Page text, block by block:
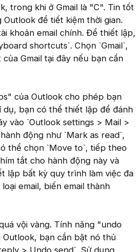
trong khi ở Gmail là "C". Tin tốt
để tiết kiệm thời gian.
khoản email chính. Để thiết lập,
shortcuts`. Chọn `Gmail`,
Gmail tại đây nếu bạn cần
của Outlook cho phép bạn
bạn có thể thiết lập để đánh
vào `Outlook settings > Mail >
động như `Mark as read`,
thể chọn `Move to`, tiếp theo
tắt cho hành động này và
lập bất kỳ quy trình làm việc đa
email, biến email thành
vội vàng. Tính năng "undo
bạn cần bật nó thủ
> Undo send`. Sử dụng